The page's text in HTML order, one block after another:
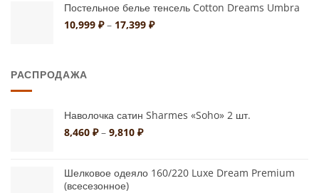
–
8,199 ₽
Постельное белье тенсель Cotton Dreams Umbra
10,999 ₽ – 17,399 ₽Диапазон
РАСПРОДАЖА
Наволочка сатин Sharmes «Soho» 2 шт.
8,460 ₽ – 9,810 ₽Диапазон
–
Шелковое одеяло 160/220 Luxe Dream Premium
(всесезонное)